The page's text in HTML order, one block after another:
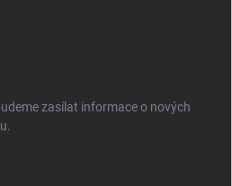
zasílat informace o nových